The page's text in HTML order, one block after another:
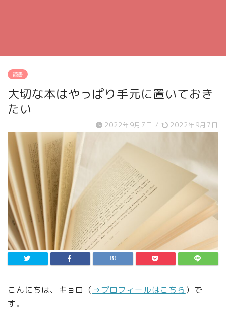
読書
大切な本はやっぱり手元に置いておき
たい
2022年9月7日 / 2022年9月7日
こんにちは、キョロ（ →プロフィールはこちら ）で
す。